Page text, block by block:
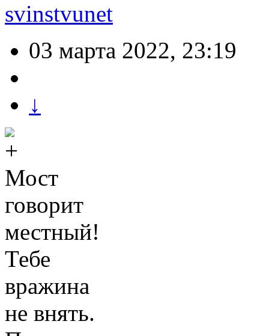
svinstvunet
03 марта 2022, 23:19
↓
Мост
говорит
местный!
Тебе
вражина
не внять.